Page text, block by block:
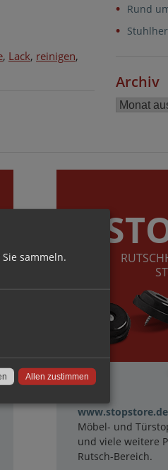
, Lack, reinigen,
Rund
Archiv
Archiv
www.stopstore.de
Möbel- und
und viele weitere
Rutsch-Bereich.
sammeln.
Allen zustimmen